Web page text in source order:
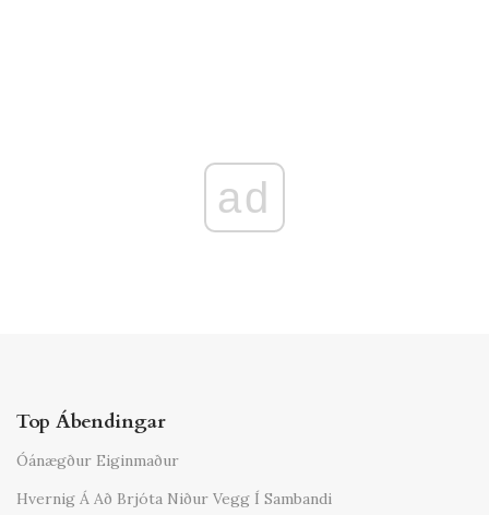
ad
Top Ábendingar
Óánægður Eiginmaður
Hvernig Á Að Brjóta Niður Vegg Í Sambandi